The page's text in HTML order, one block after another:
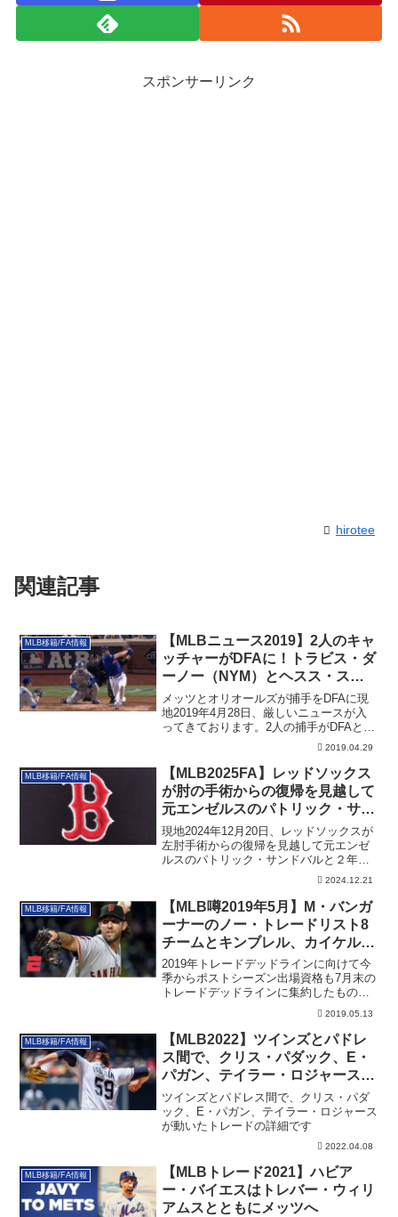
スポンサーリンク
hirotee
関連記事
MLB移籍/FA情報
【MLBニュース2019】2人のキャ
ッチャーがDFAに！トラビス・ダ
ーノー（NYM）とヘスス・スク
レ（BAL）（追記あり）
メッツとオリオールズが捕手をDFAに現
地2019年4月28日、厳しいニュースが入
ってきております。2人の捕手がDFAと
2019.04.29
MLB移籍/FA情報
【MLB2025FA】レッドソックス
が肘の手術からの復帰を見越して
元エンゼルスのパトリック・サン
ドバルと２年契約！
現地2024年12月20日、レッドソックスが
左肘手術からの復帰を見越して元エンゼ
ルスのパトリック・サンドバルと２年で
2024.12.21
MLB移籍/FA情報
【MLB噂2019年5月】M・バンガ
ーナーのノー・トレードリスト8
チームとキンブレル、カイケルの
噂
2019年トレードデッドラインに向けて今
季からポストシーズン出場資格も7月末の
トレードデッドラインに集約したものに
2019.05.13
MLB移籍/FA情報
【MLB2022】ツインズとパドレ
ス間で、クリス・パダック、E・
パガン、テイラー・ロジャースが
動くトレードが成立
ツインズとパドレス間で、クリス・パダ
ック、E・パガン、テイラー・ロジャース
が動いたトレードの詳細です
2022.04.08
MLB移籍/FA情報
【MLBトレード2021】ハビア
ー・バイエスはトレバー・ウィリ
アムスとともにメッツへ